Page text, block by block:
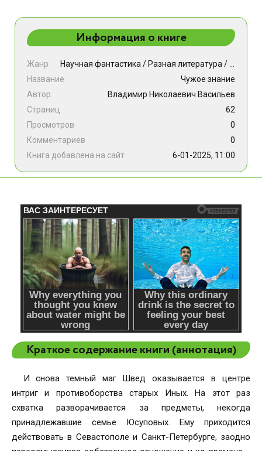
Информация о книге
Жанр Научная фантастика / Разная литература /
Название
Чужое знание
Автор
Владимир Николаевич Васильев
Страниц
62
Просмотров
0
Комментариев
0
Книга добавлена на сайт
6-01-2025, 11:00
Краткое содержание книги (аннотация)
И снова темный маг Швед оказывается в центре
интриг и противоборства старых Иных. На этот раз
схватка разворачивается за предметы, некогда
принадлежавшие семье Юсуповых. Ему приходится
действовать в Севастополе и Санкт-Петербурге, заодно